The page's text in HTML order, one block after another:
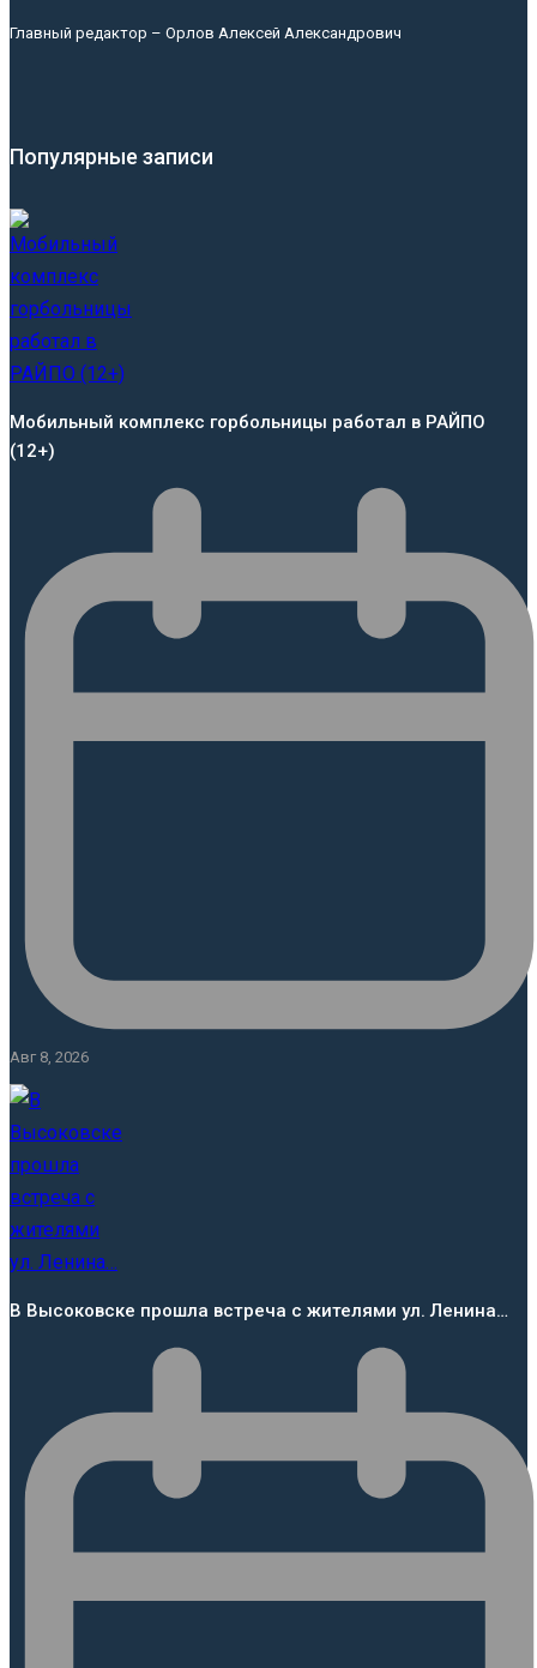
Главный редактор – Орлов Алексей Александрович
Популярные записи
Мобильный комплекс горбольницы работал в РАЙПО
(12+)
Авг 8, 2026
В Высоковске прошла встреча с жителями ул. Ленина…